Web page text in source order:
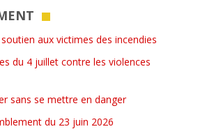
aux victimes des incendies
du 4 juillet contre les violences
sans se mettre en danger
du 23 juin 2026